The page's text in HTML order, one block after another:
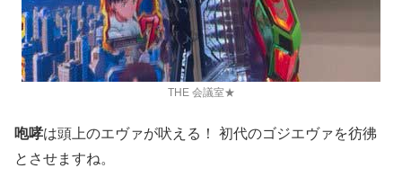
THE 会議室★
咆哮は頭上のエヴァが吠える！ 初代のゴジエヴァを彷彿
とさせますね。